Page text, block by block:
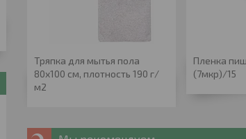
Тряпка для мытья пола
80х100 см, плотность 190 г/
м2
Пленка
(7мкр)/15